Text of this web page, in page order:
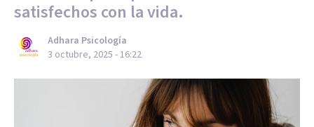
satisfechos con la vida.
Adhara Psicología
3 octubre, 2025 - 16:22